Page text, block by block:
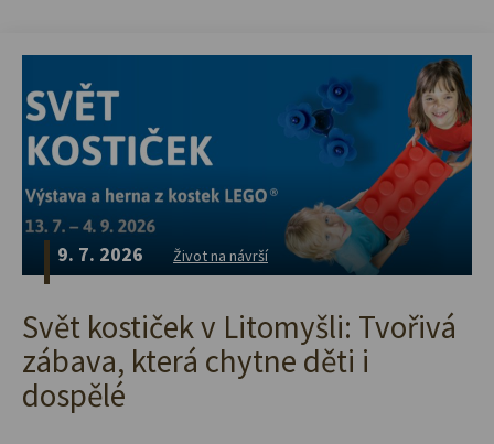
9. 7. 2026 Život na návrší
Svět kostiček v Litomyšli: Tvořivá
zábava, která chytne děti i
dospělé